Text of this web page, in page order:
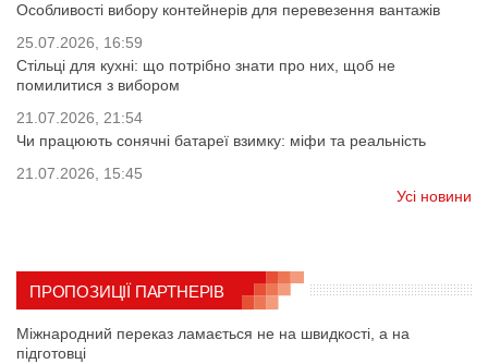
Особливості вибору контейнерів для перевезення вантажів
25.07.2026, 16:59
Стільці для кухні: що потрібно знати про них, щоб не
помилитися з вибором
21.07.2026, 21:54
Чи працюють сонячні батареї взимку: міфи та реальність
21.07.2026, 15:45
Усі новини
ПРОПОЗИЦІЇ ПАРТНЕРІВ
Міжнародний переказ ламається не на швидкості, а на
підготовці